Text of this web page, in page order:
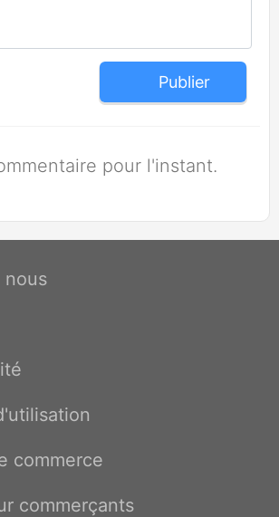
Publier
pour l'instant.
nous
commerce
commerçants